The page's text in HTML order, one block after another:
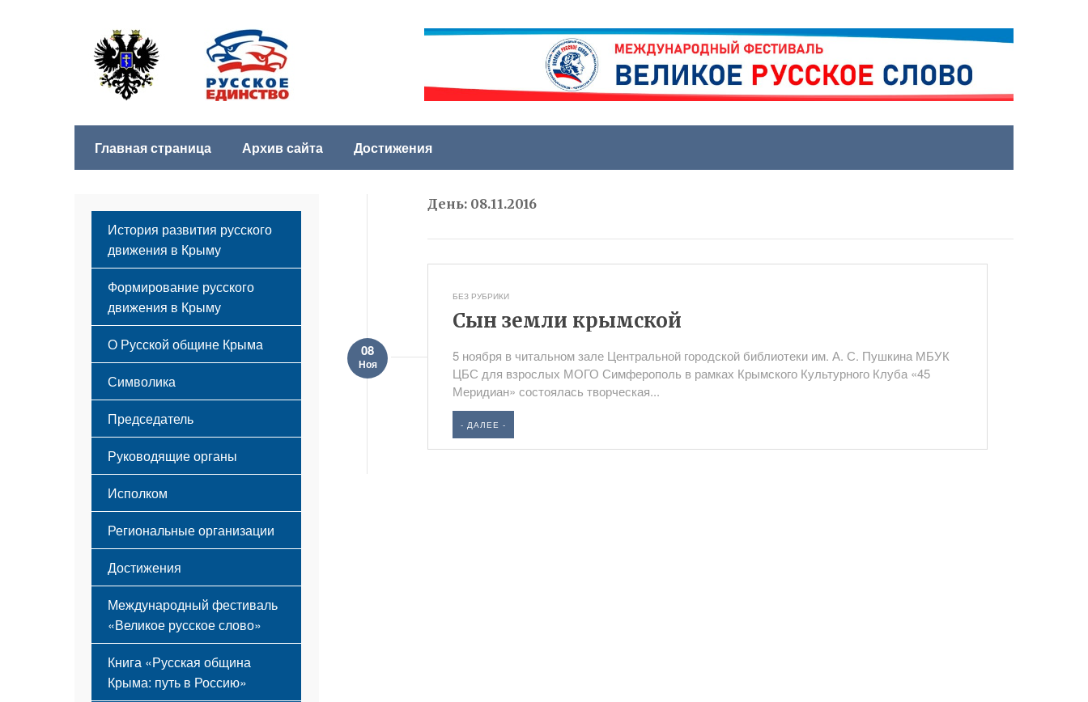
Главная страница Архив сайта Достижения
День: 08.11.2016
БЕЗ РУБРИКИ
Сын земли крымской
08
Ноя
5 ноября в читальном зале Центральной городской библиотеки им. А. С. Пушкина МБУК
ЦБС для взрослых МОГО Симферополь в рамках Крымского Культурного Клуба «45
Меридиан» состоялась творческая...
- ДАЛЕЕ -
История развития русского
движения в Крыму
Формирование русского
движения в Крыму
Русский Крым
О Русской общине Крыма
Этапы становления
Принципы деятельности
Структура
Мероприятия
Символика
Флаг
Герб
Гимн
Председатель
Руководящие органы
Исполком
Региональные организации
Достижения
Международный фестиваль
«Великое русское слово»
Книга «Русская община
Крыма: путь в Россию»